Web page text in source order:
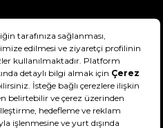
Teslimat Bilgisi
Şartlar & Koşullar
Hakkımızda